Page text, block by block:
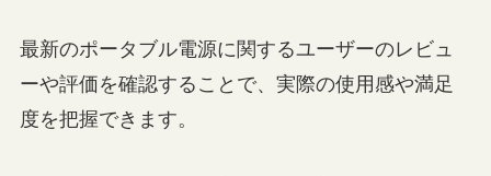
最新のポータブル電源に関するユーザーのレビュ
ーや評価を確認することで、実際の使用感や満足
度を把握できます。